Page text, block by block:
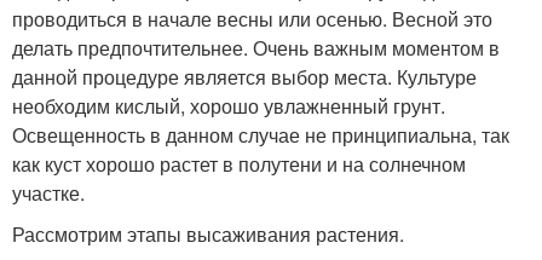
проводиться в начале весны или осенью. Весной это
делать предпочтительнее. Очень важным моментом в
данной процедуре является выбор места. Культуре
необходим кислый, хорошо увлажненный грунт.
Освещенность в данном случае не принципиальна, так
как куст хорошо растет в полутени и на солнечном
участке.
Рассмотрим этапы высаживания растения.